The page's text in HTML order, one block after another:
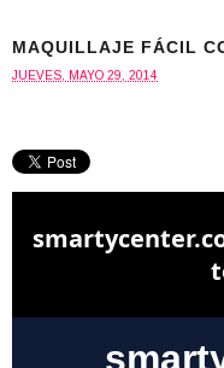
MAQUILLAJE FÁCIL
JUEVES, MAYO 29, 2014